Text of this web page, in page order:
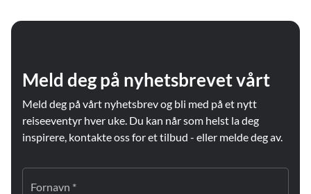
Meld deg på nyhetsbrevet vårt
Meld deg på vårt nyhetsbrev og bli med på et nytt
reiseeventyr hver uke. Du kan når som helst la deg
inspirere, kontakte oss for et tilbud - eller melde deg av.
Fornavn *